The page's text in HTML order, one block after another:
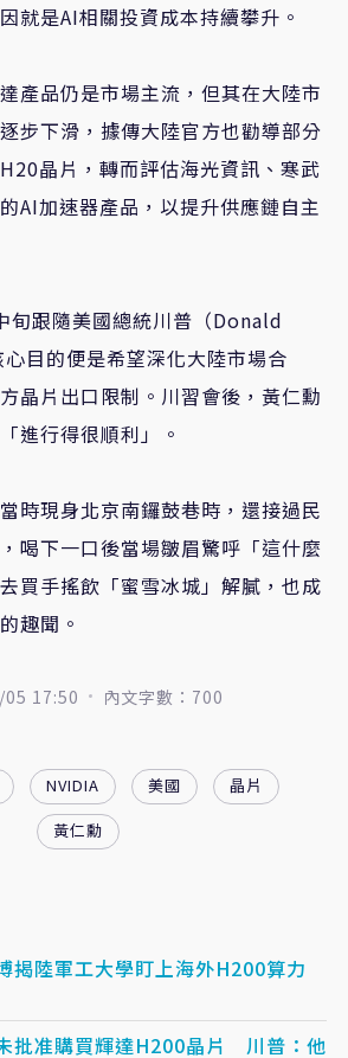
就是AI相關投資成本持續攀升。
產品仍是市場主流，但其在大陸市
步下滑，據傳大陸官方也勸導部分
晶片，轉而評估海光資訊、寒武
AI加速器產品，以提升供應鏈自主
旬跟隨美國總統川普（Donald
目的便是希望深化大陸市場合
晶片出口限制。川習會後，黃仁勳
進行得很順利」。
時現身北京南鑼鼓巷時，還接過民
喝下一口後當場皺眉驚呼「這什麼
買手搖飲「蜜雪冰城」解膩，也成
趣聞。
17:50 內文字數：700
NVIDIA 美國
晶片
黃仁勳
揭陸軍工大學盯上海外H200算力
批准購買輝達H200晶片 川普：他